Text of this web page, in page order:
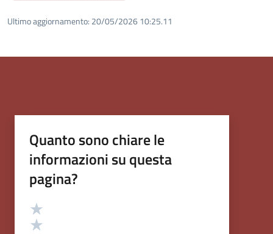
Ultimo aggiornamento: 20/05/2026 10:25.11
Quanto sono chiare le
informazioni su questa
pagina?
Valutazione